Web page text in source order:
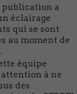
publication a
éclairage
qui se sont
au moment de
équipe
à ne
des